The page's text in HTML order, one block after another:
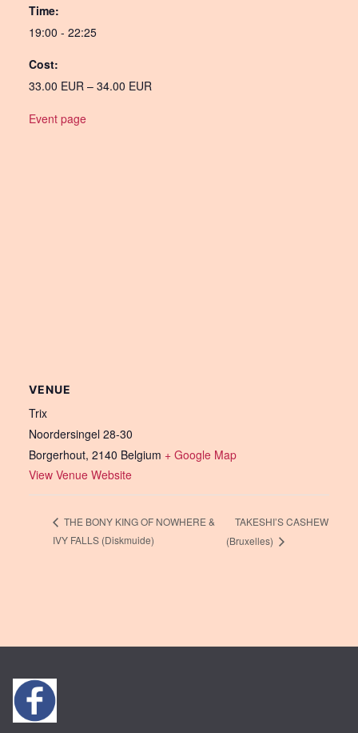
Time:
19:00 - 22:25
Cost:
33.00 EUR – 34.00 EUR
Event page
VENUE
Trix
Noordersingel 28-30
Borgerhout, 2140 Belgium + Google Map
View Venue Website
THE BONY KING OF NOWHERE &
IVY FALLS (Diskmuide)
TAKESHI’S CASHEW
(Bruxelles)